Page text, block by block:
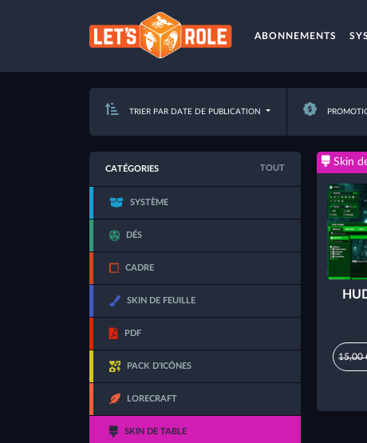
ABONNEMENTS
TRIER PAR DATE DE PUBLICATION
CATÉGORIES TOUT
SYSTÈME
DÉS
CADRE
SKIN DE FEUILLE
PDF
PACK D'ICÔNES
LORECRAFT
SKIN DE TABLE
Skin
15,00